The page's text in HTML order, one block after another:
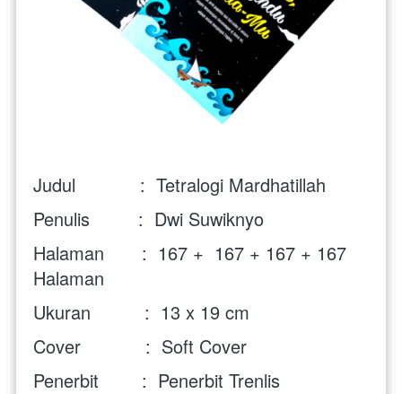
Judul            :  Tetralogi Mardhatillah
Penulis         :  Dwi Suwiknyo
Halaman       :  167 + 167 + 167 + 167
Halaman
Ukuran          :  13 x 19 cm
Cover            :  Soft Cover
Penerbit        :  Penerbit Trenlis